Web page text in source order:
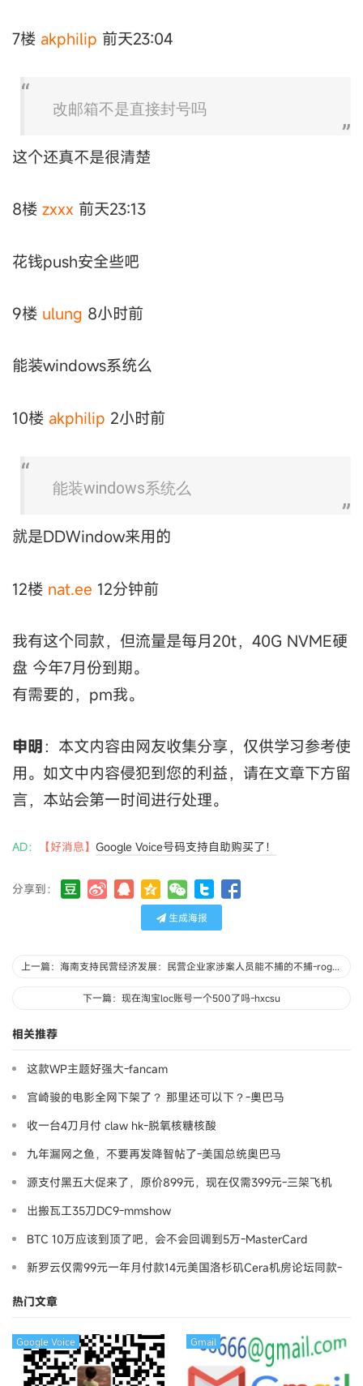
7楼 akphilip 前天23:04
改邮箱不是直接封号吗
这个还真不是很清楚
8楼 zxxx 前天23:13
花钱push安全些吧
9楼 ulung 8小时前
能装windows系统么
10楼 akphilip 2小时前
能装windows系统么
就是DDWindow来用的
12楼 nat.ee 12分钟前
我有这个同款，但流量是每月20t，40G NVME硬
盘 今年7月份到期。
有需要的，pm我。
申明 ：本文内容由网友收集分享，仅供学习参考使
用。如文中内容侵犯到您的利益，请在文章下方留
言，本站会第一时间进行处理。
AD： 【好消息】 Google Voice号码支持自助购买了！
分享到：
生成海报
上一篇：海南支持民营经济发展：民营企业家涉案人员能不捕的不捕-rogerskys
下一篇：现在淘宝loc账号一个500了吗-hxcsu
相关推荐
这款WP主题好强大-fancam
宫崎骏的电影全网下架了？ 那里还可以下？-奧巴马
收一台4刀月付 claw hk-脱氧核糖核酸
九年漏网之鱼，不要再发降智帖了-美国总统奥巴马
源支付黑五大促来了，原价899元，现在仅需399元-三架飞机
出搬瓦工35刀DC9-mmshow
BTC 10万应该到顶了吧，会不会回调到5万-MasterCard
新罗云仅需99元一年月付款14元美国洛杉矶Cera机房论坛同款-
热门文章
Google Voice Gmail